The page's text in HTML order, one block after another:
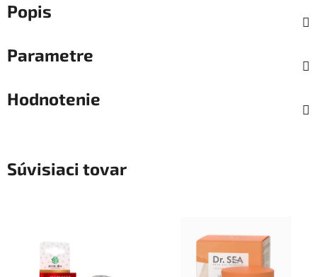
Popis
Parametre
Hodnotenie
Súvisiaci tovar